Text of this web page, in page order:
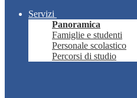
Servizi
Panoramica
Famiglie e studenti
Personale scolastico
Percorsi di studio